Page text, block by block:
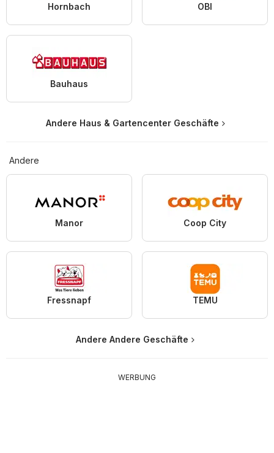
Hornbach OBI
Bauhaus
Andere Haus & Gartencenter Geschäfte
Andere
Manor Coop City
Fressnapf TEMU
Andere Andere Geschäfte
WERBUNG